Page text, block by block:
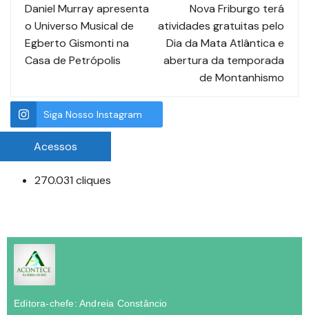
Daniel Murray apresenta
o Universo Musical de
Egberto Gismonti na
Casa de Petrópolis
Nova Friburgo terá
atividades gratuitas pelo
Dia da Mata Atlântica e
abertura da temporada
de Montanhismo
Siga Nosso Instagram
Acessos
270.031 cliques
Editora-chefe: Andreia Constâncio